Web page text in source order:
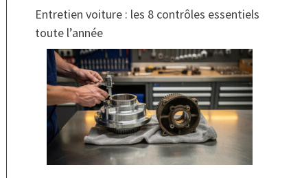
Entretien voiture : les 8 contrôles essentiels
toute l’année